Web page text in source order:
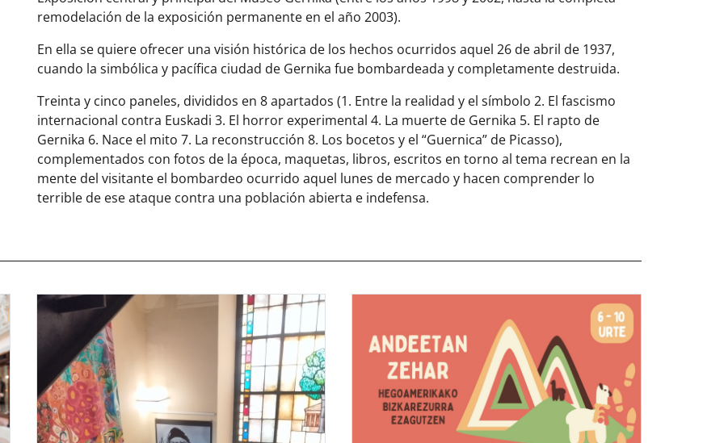
remodelación de la exposición permanente en el año 2003).
En ella se quiere ofrecer una visión histórica de los hechos ocurridos aquel 26 de abril de 1937,
cuando la simbólica y pacífica ciudad de Gernika fue bombardeada y completamente destruida.
Treinta y cinco paneles, divididos en 8 apartados (1. Entre la realidad y el símbolo 2. El fascismo
internacional contra Euskadi 3. El horror experimental 4. La muerte de Gernika 5. El rapto de
Gernika 6. Nace el mito 7. La reconstrucción 8. Los bocetos y el “Guernica” de Picasso),
complementados con fotos de la época, maquetas, libros, escritos en torno al tema recrean en la
mente del visitante el bombardeo ocurrido aquel lunes de mercado y hacen comprender lo
terrible de ese ataque contra una población abierta e indefensa.